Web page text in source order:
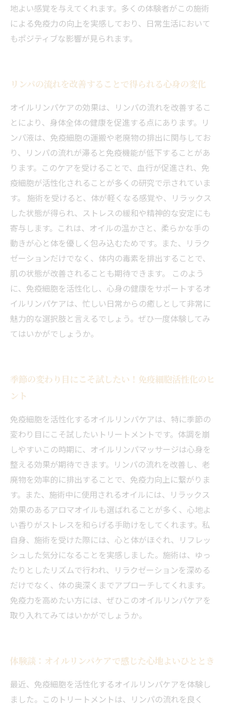
地よい感覚を与えてくれます。多くの体験者がこの施術
による免疫力の向上を実感しており、日常生活において
もポジティブな影響が見られます。
リンパの流れを改善することで得られる心身の変化
オイルリンパケアの効果は、リンパの流れを改善するこ
とにより、身体全体の健康を促進する点にあります。リ
ンパ液は、免疫細胞の運搬や老廃物の排出に関与してお
り、リンパの流れが滞ると免疫機能が低下することがあ
ります。このケアを受けることで、血行が促進され、免
疫細胞が活性化されることが多くの研究で示されていま
す。 施術を受けると、体が軽くなる感覚や、リラックス
した状態が得られ、ストレスの緩和や精神的な安定にも
寄与します。これは、オイルの温かさと、柔らかな手の
動きが心と体を優しく包み込むためです。また、リラク
ゼーションだけでなく、体内の毒素を排出することで、
肌の状態が改善されることも期待できます。 このよう
に、免疫細胞を活性化し、心身の健康をサポートするオ
イルリンパケアは、忙しい日常からの癒しとして非常に
魅力的な選択肢と言えるでしょう。ぜひ一度体験してみ
てはいかがでしょうか。
季節の変わり目にこそ試したい！免疫細胞活性化のヒ
ント
免疫細胞を活性化するオイルリンパケアは、特に季節の
変わり目にこそ試したいトリートメントです。体調を崩
しやすいこの時期に、オイルリンパマッサージは心身を
整える効果が期待できます。リンパの流れを改善し、老
廃物を効率的に排出することで、免疫力向上に繋がりま
す。また、施術中に使用されるオイルには、リラックス
効果のあるアロマオイルも選ばれることが多く、心地よ
い香りがストレスを和らげる手助けをしてくれます。私
自身、施術を受けた際には、心と体がほぐれ、リフレッ
シュした気分になることを実感しました。施術は、ゆっ
たりとしたリズムで行われ、リラクゼーションを深める
だけでなく、体の奥深くまでアプローチしてくれます。
免疫力を高めたい方には、ぜひこのオイルリンパケアを
取り入れてみてはいかがでしょうか。
体験談：オイルリンパケアで感じた心地よいひととき
最近、免疫細胞を活性化するオイルリンパケアを体験し
ました。このトリートメントは、リンパの流れを良く